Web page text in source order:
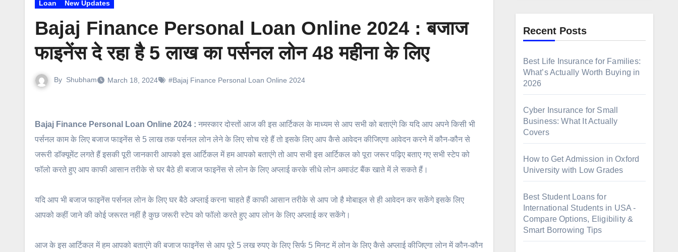
Loan New Updates
Bajaj Finance Personal Loan Online 2024 : बजाज
फाइनेंस दे रहा है 5 लाख का पर्सनल लोन 48 महीना के लिए
By Shubham March 18, 2024 #Bajaj Finance Personal Loan Online 2024
Bajaj Finance Personal Loan Online 2024 : नमस्कार दोस्तों आज की इस आर्टिकल के माध्यम से आप सभी को बताएंगे कि यदि आप अपने किसी भी
पर्सनल काम के लिए बजाज फाइनेंस से 5 लाख तक पर्सनल लोन लेने के लिए सोच रहे हैं तो इसके लिए आप कैसे आवेदन कीजिएगा आवेदन करने में कौन-कौन से
जरूरी डॉक्यूमेंट लगते हैं इसकी पूरी जानकारी आपको इस आर्टिकल में हम आपको बताएंगे तो आप सभी इस आर्टिकल को पूरा जरूर पढ़िए बताए गए सभी स्टेप को
फॉलो करते हुए आप काफी आसान तरीके से घर बैठे ही बजाज फाइनेंस से लोन के लिए अप्लाई करके सीधे लोन अमाउंट बैंक खाते में ले सकते हैं।
यदि आप भी बजाज फाइनेंस पर्सनल लोन के लिए घर बैठे अप्लाई करना चाहते हैं काफी आसान तरीके से आप जो है मोबाइल से ही आवेदन कर सकेंगे इसके लिए
आपको कहीं जाने की कोई जरूरत नहीं है कुछ जरूरी स्टेप को फॉलो करते हुए आप लोन के लिए अप्लाई कर सकेंगे।
आज के इस आर्टिकल में हम आपको बताएंगे की बजाज फाइनेंस से आप पूरे 5 लख रुपए के लिए सिर्फ 5 मिनट में लोन के लिए कैसे अप्लाई कीजिएगा लोन में कौन-कौन
Recent Posts
Best Life Insurance for Families:
What’s Actually Worth Buying in
2026
Cyber Insurance for Small
Business: What It Actually
Covers
How to Get Admission in Oxford
University with Low Grades
Best Student Loans for
International Students in USA -
Compare Options, Eligibility &
Smart Borrowing Tips